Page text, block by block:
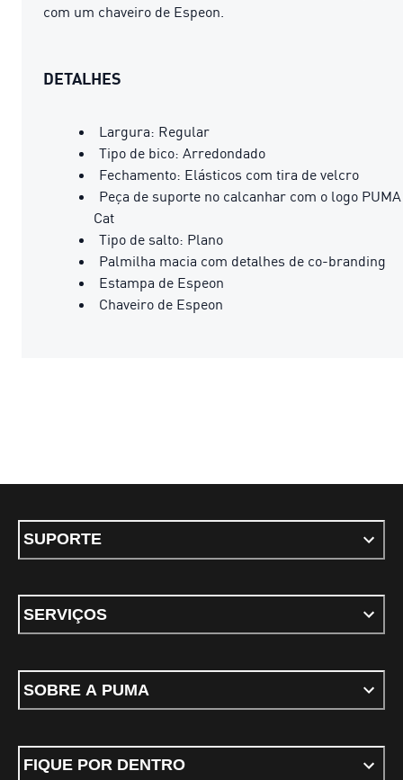
com um chaveiro de Espeon.
DETALHES
Largura: Regular
Tipo de bico: Arredondado
Fechamento: Elásticos com tira de velcro
Peça de suporte no calcanhar com o logo PUMA
Cat
Tipo de salto: Plano
Palmilha macia com detalhes de co-branding
Estampa de Espeon
Chaveiro de Espeon
SUPORTE
SERVIÇOS
SOBRE A PUMA
FIQUE POR DENTRO